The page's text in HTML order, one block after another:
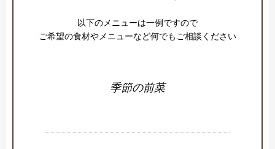
以下のメニューは一例ですので
ご希望の食材やメニューなど何でもご相談ください
季節の前菜